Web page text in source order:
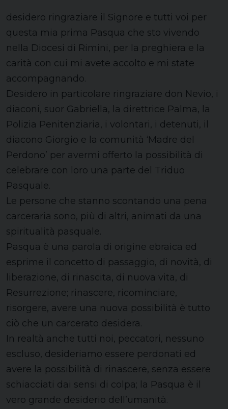
desidero ringraziare il Signore e tutti voi per
questa mia prima Pasqua che sto vivendo
nella Diocesi di Rimini, per la preghiera e la
carità con cui mi avete accolto e mi state
accompagnando.
Desidero in particolare ringraziare don Nevio, i
diaconi, suor Gabriella, la direttrice Palma, la
Polizia Penitenziaria, i volontari, i detenuti, il
diacono Giorgio e la comunità ‘Madre del
Perdono’ per avermi offerto la possibilità di
celebrare con loro una parte del Triduo
Pasquale.
Le persone che stanno scontando una pena
carceraria sono, più di altri, animati da una
spiritualità pasquale.
Pasqua è una parola di origine ebraica ed
esprime il concetto di passaggio, di novità, di
liberazione, di rinascita, di nuova vita, di
Resurrezione; rinascere, ricominciare,
risorgere, avere una nuova possibilità è tutto
ciò che un carcerato desidera.
In realtà anche tutti noi, peccatori, nessuno
escluso, desideriamo essere perdonati ed
avere la possibilità di rinascere, senza essere
schiacciati dai sensi di colpa; la Pasqua è il
vero grande desiderio dell’umanità.